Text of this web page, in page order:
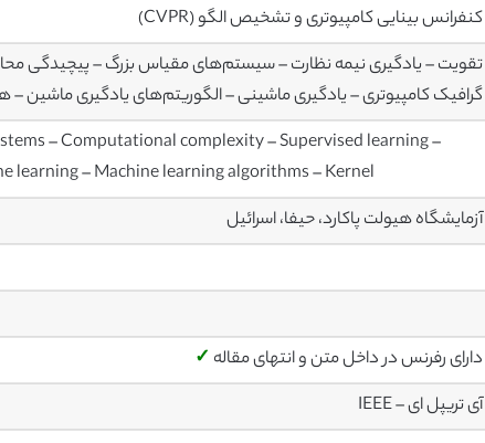
کنفرانس بینایی کامپیوتری و تشخیص الگو (CVPR)
تقویت – یادگیری نیمه نظارت – سیستم‌های مقیاس بزرگ – پیچیدگی
گرافیک کامپیوتری – یادگیری ماشینی – الگوریتم‌های یادگیری ماشین –
– Computational complexity – Supervised learning –
learning – Machine learning algorithms – Kernel
آزمایشگاه هیولت پاکارد، حیفا، اسرائیل
دارای رفرنس در داخل متن و انتهای مقاله ✓
آی تریپل ای – IEEE